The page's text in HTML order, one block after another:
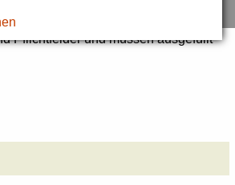
Pflichtfelder und müssen ausgefüllt